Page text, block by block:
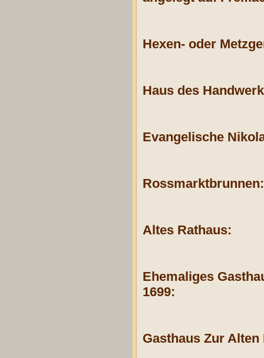
Hexen- oder
Haus des
Evangelische
Rossmarktbrunnen:
Altes Rathaus:
Ehemaliges
1699:
Gasthaus Zur